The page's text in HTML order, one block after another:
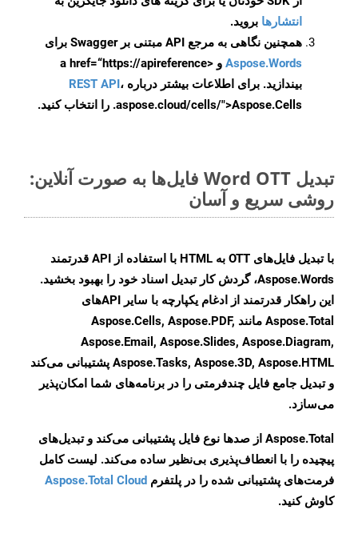
انتشارها بروید.
همچنین نگاهی به مرجع API مبتنی بر Swagger برای
Aspose.Words
و <a href=“https://apireference
بیندازید. برای اطلاعات بیشتر درباره REST API،
.aspose.cloud/cells/">Aspose.Cells را انتخاب کنید.
تبدیل Word OTT فایل‌ها به صورت آنلاین:
روشی سریع و آسان
با تبدیل فایل‌های OTT به HTML با استفاده از API قدرتمند
Aspose.Words، گردش کار تبدیل اسناد خود را بهبود بخشید.
این راهکار قدرتمند از ادغام یکپارچه با سایر APIهای
Aspose.Total مانند Aspose.Cells, Aspose.PDF,
Aspose.Email, Aspose.Slides, Aspose.Diagram,
Aspose.Tasks, Aspose.3D, Aspose.HTML پشتیبانی می‌کند
و تبدیل جامع فایل چندفرمتی را در برنامه‌های شما امکان‌پذیر
می‌سازد.
Aspose.Total از صدها نوع فایل پشتیبانی می‌کند و تبدیل‌های
پیچیده را با انعطاف‌پذیری بی‌نظیر ساده می‌کند. لیست کامل
فرمت‌های پشتیبانی شده را در پلتفرم Aspose.Total Cloud
کاوش کنید.